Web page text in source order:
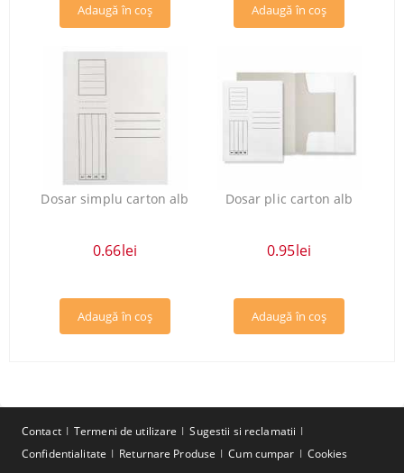
Dosar simplu carton alb
0.66lei
Dosar plic carton alb
0.95lei
Contact Termeni de utilizare
Sugestii si reclamatii
Confidentialitate
Returnare Produse Cum cumpar Cookies